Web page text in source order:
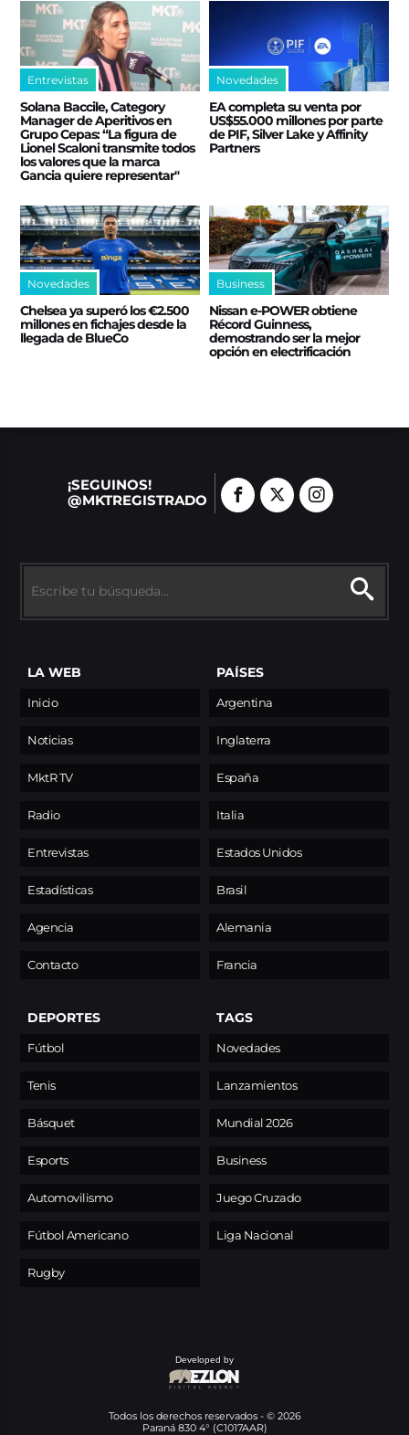
Entrevistas
Solana Baccile, Category
Manager de Aperitivos en
Grupo Cepas: “La figura de
Lionel Scaloni transmite todos
los valores que la marca
Gancia quiere representar"
Novedades
EA completa su venta por
US$55.000 millones por parte
de PIF, Silver Lake y Affinity
Partners
Novedades
Chelsea ya superó los €2.500
millones en fichajes desde la
llegada de BlueCo
Business
Nissan e‑POWER obtiene
Récord Guinness,
demostrando ser la mejor
opción en electrificación
¡SEGUINOS!
@MKTREGISTRADO
LA WEB
Inicio
Noticias
MktR TV
Radio
Entrevistas
Estadísticas
Agencia
Contacto
PAÍSES
Argentina
Inglaterra
España
Italia
Estados Unidos
Brasil
Alemania
Francia
DEPORTES
Fútbol
Tenis
Básquet
Esports
Automovilismo
Fútbol Americano
Rugby
TAGS
Novedades
Lanzamientos
Mundial 2026
Business
Juego Cruzado
Liga Nacional
Developed by
Todos los derechos reservados - © 2026
Paraná 830 4° (C1017AAR)